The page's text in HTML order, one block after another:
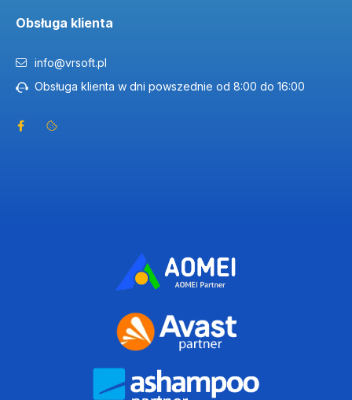
Obsługa klienta
info@vrsoft.pl
Obsługa klienta w dni powszednie od 8:00 do 16:00